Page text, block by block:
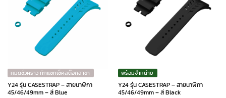
หมดชั่วคราว ทักแชทเช็คสต๊อกสาขา
Y24 รุ่น CASESTRAP – สายนาฬิกา
45/46/49mm – สี Blue
พร้อมจำหน่าย
Y24 รุ่น CASESTRAP – สายนาฬิกา
45/46/49mm – สี Black